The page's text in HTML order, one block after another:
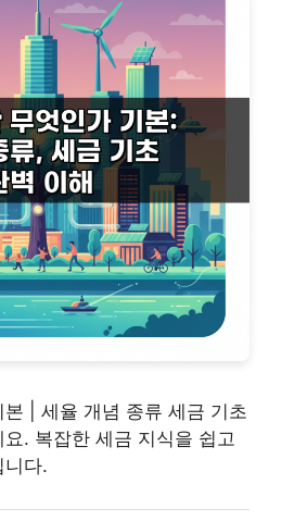
| 세율 개념 종류 세금 기초
. 복잡한 세금 지식을 쉽고
니다.